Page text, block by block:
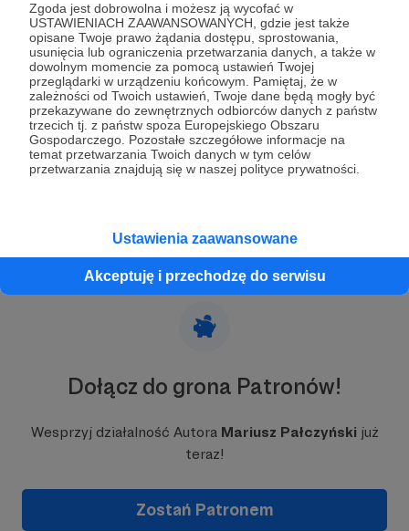
Zgoda jest dobrowolna i możesz ją wycofać w
USTAWIENIACH ZAAWANSOWANYCH, gdzie jest także
opisane Twoje prawo żądania dostępu, sprostowania,
usunięcia lub ograniczenia przetwarzania danych, a także w
dowolnym momencie za pomocą ustawień Twojej
przeglądarki w urządzeniu końcowym. Pamiętaj, że w
zależności od Twoich ustawień, Twoje dane będą mogły być
przekazywane do zewnętrznych odbiorców danych z państw
trzecich tj. z państw spoza Europejskiego Obszaru
Gospodarczego. Pozostałe szczegółowe informacje na
temat przetwarzania Twoich danych w tym celów
przetwarzania znajdują się w naszej polityce prywatności.
Ustawienia zaawansowane
Akceptuję i przechodzę do serwisu
Dziękuję.
Dołącz do grona Patronów!
Wesprzyj działalność Autora Mariusz Pałczyński już
teraz!
Zostań Patronem